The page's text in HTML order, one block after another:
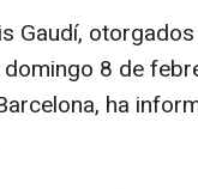
Gaudí,
8 de
ha